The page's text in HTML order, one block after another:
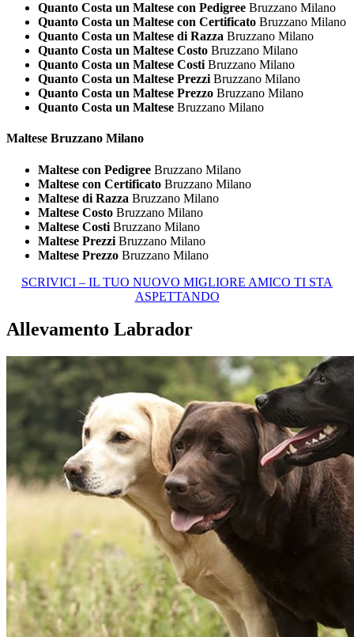
Quanto Costa un Maltese con Pedigree Bruzzano Milano
Quanto Costa un Maltese con Certificato Bruzzano Milano
Quanto Costa un Maltese di Razza Bruzzano Milano
Quanto Costa un Maltese Costo Bruzzano Milano
Quanto Costa un Maltese Costi Bruzzano Milano
Quanto Costa un Maltese Prezzi Bruzzano Milano
Quanto Costa un Maltese Prezzo Bruzzano Milano
Quanto Costa un Maltese Bruzzano Milano
Maltese Bruzzano Milano
Maltese con Pedigree Bruzzano Milano
Maltese con Certificato Bruzzano Milano
Maltese di Razza Bruzzano Milano
Maltese Costo Bruzzano Milano
Maltese Costi Bruzzano Milano
Maltese Prezzi Bruzzano Milano
Maltese Prezzo Bruzzano Milano
SCRIVICI – IL TUO NUOVO MIGLIORE AMICO TI STA
ASPETTANDO
Allevamento Labrador